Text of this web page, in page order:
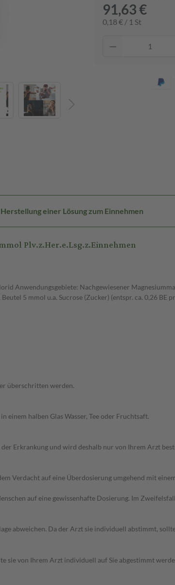
91,63 €
0,18 € / 1 St
einer Lösung zum Einnehmen
Plv.z.Her.e.Lsg.z.Einnehmen
Anwendungsgebiete: Nachgewiesener
5 mmol u.a. Sucrose (Zucker) (entspr. ca. 0,26 BE
überschritten werden.
einem halben Glas Wasser, Tee oder Fruchtsaft.
Erkrankung und wird deshalb nur von Ihrem Arzt
Verdacht auf eine Überdosierung umgehend mit
auf eine gewissenhafte Dosierung. Im
abweichen. Da der Arzt sie individuell abstimmt,
sie von Ihrem Arzt individuell auf Sie abgestimmt